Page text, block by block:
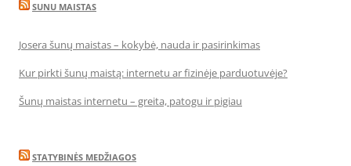
SUNU MAISTAS
Josera šunų maistas – kokybė, nauda ir pasirinkimas
Kur pirkti šunų maistą: internetu ar fizinėje parduotuvėje?
Šunų maistas internetu – greita, patogu ir pigiau
STATYBINĖS MEDŽIAGOS